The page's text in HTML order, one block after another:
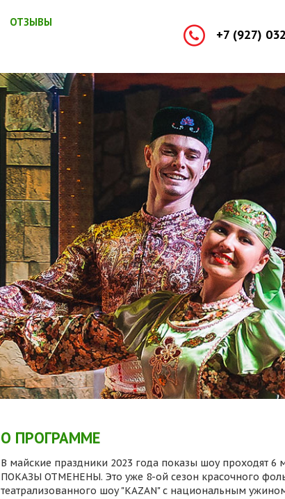
ОТЗЫВЫ
+7 (927)
О ПРОГРАММЕ
В майские праздники 2023 года показы шоу проходят 6
ПОКАЗЫ ОТМЕНЕНЫ. Это уже 8-ой сезон красочного
театрализованного шоу "KAZAN" с национальным